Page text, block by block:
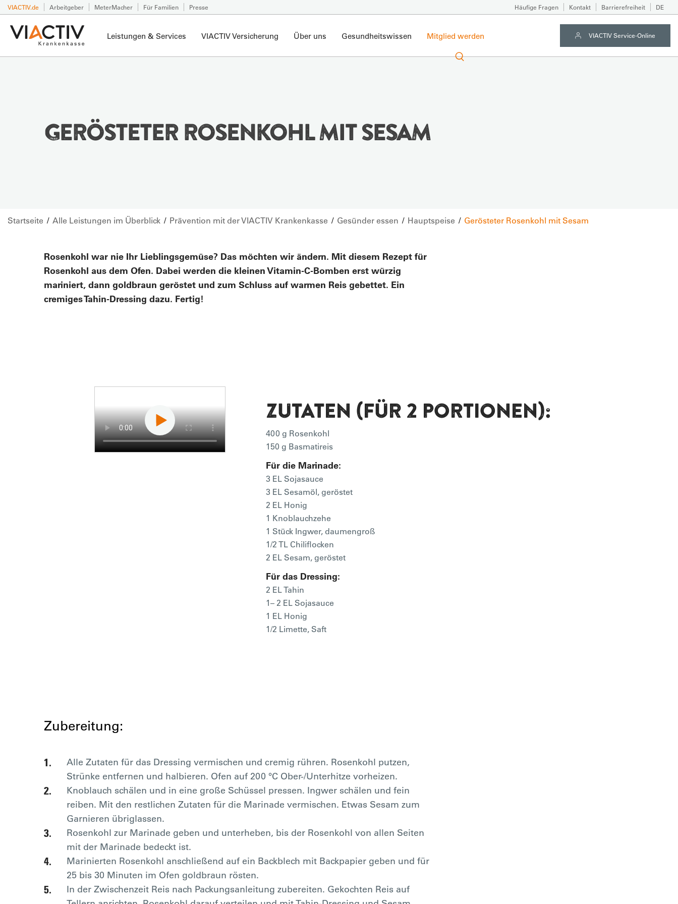
VIACTIV.de Arbeitgeber MeterMacher Für Familien Presse Häufige Fragen Kontakt Barrierefreiheit DE
Leistungen & Services VIACTIV Versicherung Über uns Gesundheitswissen Mitglied werden VIACTIV Service-Online
GERÖSTETER ROSENKOHL MIT SESAM
Startseite Alle Leistungen im Überblick Prävention mit der VIACTIV Krankenkasse Gesünder essen Hauptspeise Gerösteter Rosenkohl mit Sesam
Rosenkohl war nie Ihr Lieblingsgemüse? Das möchten wir ändern. Mit diesem Rezept für
Rosenkohl aus dem Ofen. Dabei werden die kleinen Vitamin-C-Bomben erst würzig
mariniert, dann goldbraun geröstet und zum Schluss auf warmen Reis gebettet. Ein
cremiges Tahin-Dressing dazu. Fertig!
ZUTATEN (FÜR 2 PORTIONEN):
400 g Rosenkohl
150 g Basmatireis
Für die Marinade:
3 EL Sojasauce
3 EL Sesamöl, geröstet
2 EL Honig
1 Knoblauchzehe
1 Stück Ingwer, daumengroß
1/2 TL Chiliflocken
2 EL Sesam, geröstet
Für das Dressing:
2 EL Tahin
1– 2 EL Sojasauce
1 EL Honig
1/2 Limette, Saft
Zubereitung:
Alle Zutaten für das Dressing vermischen und cremig rühren. Rosenkohl putzen,
Strünke entfernen und halbieren. Ofen auf 200 °C Ober-/Unterhitze vorheizen.
Knoblauch schälen und in eine große Schüssel pressen. Ingwer schälen und fein
reiben. Mit den restlichen Zutaten für die Marinade vermischen. Etwas Sesam zum
Garnieren übriglassen.
Rosenkohl zur Marinade geben und unterheben, bis der Rosenkohl von allen Seiten
mit der Marinade bedeckt ist.
Marinierten Rosenkohl anschließend auf ein Backblech mit Backpapier geben und für
25 bis 30 Minuten im Ofen goldbraun rösten.
In der Zwischenzeit Reis nach Packungsanleitung zubereiten. Gekochten Reis auf